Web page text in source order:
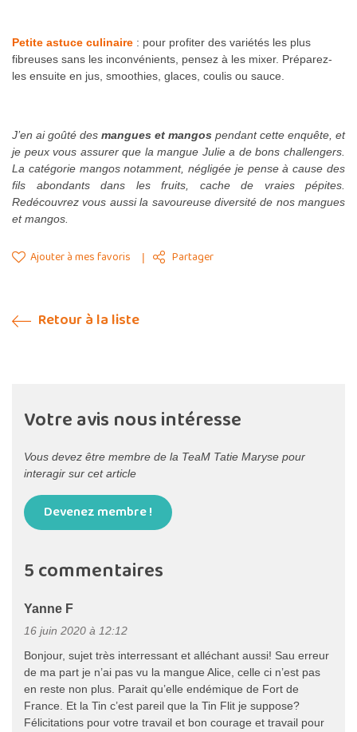
Petite astuce culinaire : pour profiter des variétés les plus
fibreuses sans les inconvénients, pensez à les mixer. Préparez-
les ensuite en jus, smoothies, glaces, coulis ou sauce.
J’en ai goûté des mangues et mangos pendant cette enquête, et
je peux vous assurer que la mangue Julie a de bons challengers.
La catégorie mangos notamment, négligée je pense à cause des
fils abondants dans les fruits, cache de vraies pépites.
Redécouvrez vous aussi la savoureuse diversité de nos mangues
et mangos.
Ajouter à mes favoris Partager
Retour à la liste
Votre avis nous intéresse
Vous devez être membre de la TeaM Tatie Maryse pour
interagir sur cet article
Devenez membre !
5 commentaires
Yanne F
16 juin 2020 à 12:12
Bonjour, sujet très interressant et alléchant aussi! Sau erreur
de ma part je n’ai pas vu la mangue Alice, celle ci n’est pas
en reste non plus. Parait qu’elle endémique de Fort de
France. Et la Tin c’est pareil que la Tin Flit je suppose?
Félicitations pour votre travail et bon courage et travail pour